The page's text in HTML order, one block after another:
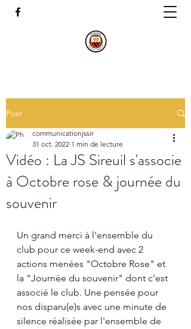
Post
Vidéo : La JS Sireuil s'associe
à Octobre rose & journée du
souvenir
communicationjssir
31 oct. 2022 1 min de lecture
Un grand merci à l'ensemble du
club pour ce week-end avec 2
actions menées "Octobre Rose" et
la "Journée du souvenir" dont c'est
associé le club. Une pensée pour
nos disparu(e)s avec une minute de
silence réalisée par l'ensemble de